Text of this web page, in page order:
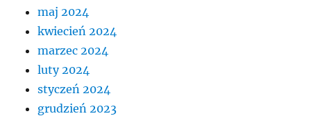
maj 2024
kwiecień 2024
marzec 2024
luty 2024
styczeń 2024
grudzień 2023